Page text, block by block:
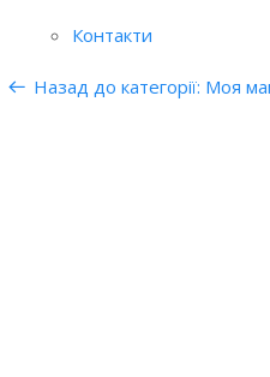
Контакти
Назад до категорії: Моя